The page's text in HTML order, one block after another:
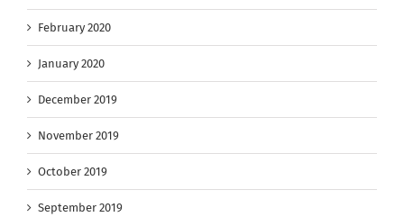
February 2020
January 2020
December 2019
November 2019
October 2019
September 2019